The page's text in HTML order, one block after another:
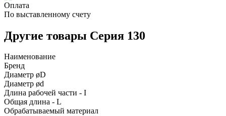
Оплата
По выставленному счету
Другие товары Серия 130
Наименование
Бренд
Диаметр øD
Диаметр ød
Длина рабочей части - I
Общая длина - L
Обрабатываемый материал